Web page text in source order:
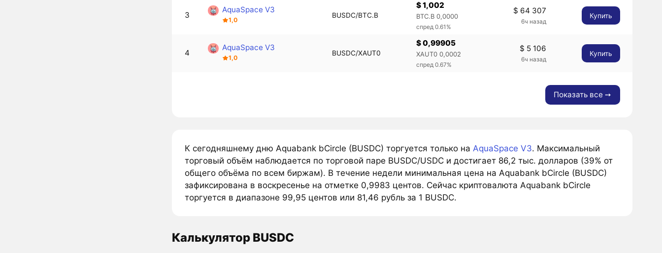
3
AquaSpace V3
1,0
BUSDC/BTC.B
$ 1,002
BTC.B 0,0000
спред 0.61%
$ 64 307
6ч назад
Купить
4
AquaSpace V3
1,0
BUSDC/XAUT0
$ 0,99905
XAUT0 0,0002
спред 0.67%
$ 5 106
6ч назад
Купить
Показать все ➙
К сегодняшнему дню Aquabank bCircle (BUSDC) торгуется только на AquaSpace V3. Максимальный
торговый объём наблюдается по торговой паре BUSDC/USDC и достигает 86,2 тыс. долларов (39% от
общего объёма по всем биржам). В течение недели минимальная цена на Aquabank bCircle (BUSDC)
зафиксирована в воскресенье на отметке 0,9983 центов. Сейчас криптовалюта Aquabank bCircle
торгуется в диапазоне 99,95 центов или 81,46 рубль за 1 BUSDC.
Калькулятор BUSDC